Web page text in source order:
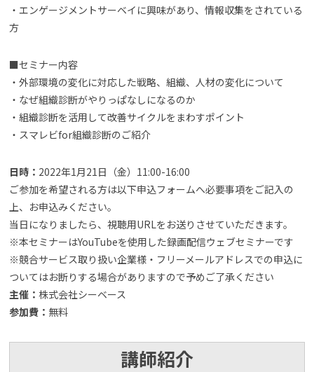
・エンゲージメントサーベイに興味があり、情報収集をされている
方
■セミナー内容
・外部環境の変化に対応した戦略、組織、人材の変化について
・なぜ組織診断がやりっぱなしになるのか
・組織診断を活用して改善サイクルをまわすポイント
・スマレビfor組織診断のご紹介
日時： 2022年1月21日（金）11:00-16:00
ご参加を希望される方は以下申込フォームへ必要事項をご記入の
上、お申込みください。
当日になりましたら、視聴用URLをお送りさせていただきます。
※本セミナーはYouTubeを使用した録画配信ウェブセミナーです
※競合サービス取り扱い企業様・フリーメールアドレスでの申込に
ついてはお断りする場合がありますので予めご了承ください
主催： 株式会社シーベース
参加費： 無料
講師紹介